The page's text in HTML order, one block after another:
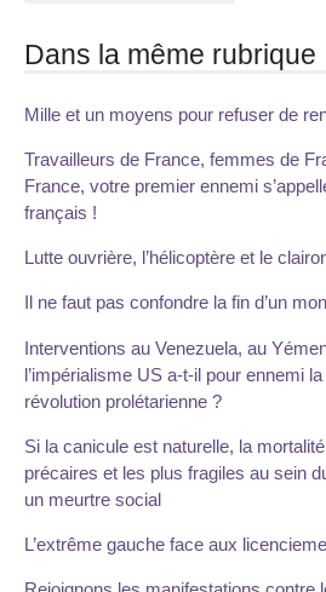
Dans la même rubrique
Mille et un moyens pour refuser de
Travailleurs de France, femmes de
France, votre premier ennemi
français !
Lutte ouvrière, l’hélicoptère et le
Il ne faut pas confondre la fin d’un
Interventions au Venezuela, au
l’impérialisme US a-t-il pour ennemi
révolution prolétarienne ?
Si la canicule est naturelle, la
précaires et les plus fragiles au sein
un meurtre social
L’extrême gauche face aux